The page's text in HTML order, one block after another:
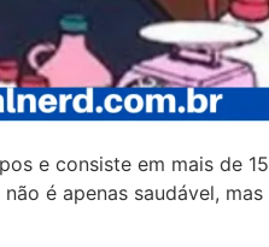
e consiste em mais de
é apenas saudável,